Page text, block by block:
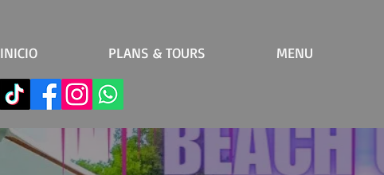
INICIO PLANS & TOURS MENU